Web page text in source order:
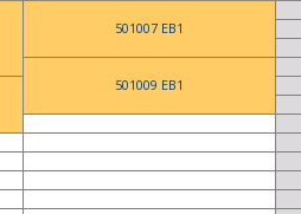
501007 EB1
501009 EB1